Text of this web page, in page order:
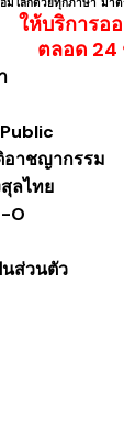
ให้บริการอ
ตลอด 24
อาชญากรรม
ลไทย
O
นส่วนตัว